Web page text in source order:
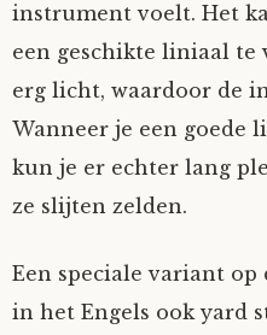
Kersje
Lani
Nyncke
SirTeddy
instrument voelt. Het
een geschikte liniaal te
erg licht, waardoor de
Wanneer je een goede
kun je er echter lang
ze slijten zelden.
Een speciale variant
in het Engels ook yard